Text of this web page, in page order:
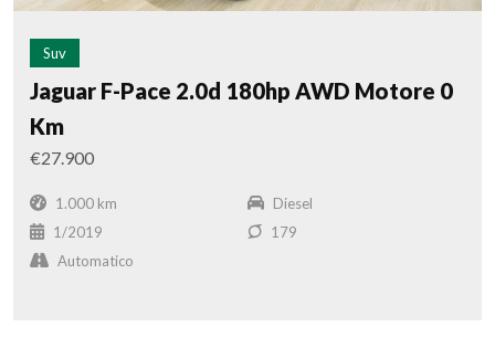
Suv
Jaguar F-Pace 2.0d 180hp AWD Motore 0
Km
€27.900
1.000 km
Diesel
1/2019
179
Automatico